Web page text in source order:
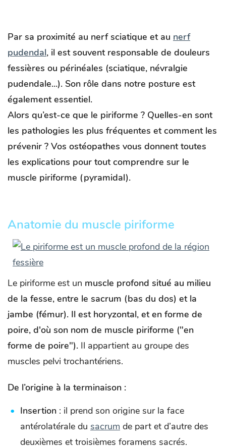
Par sa proximité au nerf sciatique et au nerf
pudendal, il est souvent responsable de douleurs
fessières ou périnéales (sciatique, névralgie
pudendale...). Son rôle dans notre posture est
également essentiel.
Alors qu’est-ce que le piriforme ? Quelles-en sont
les pathologies les plus fréquentes et comment les
prévenir ? Vos ostéopathes vous donnent toutes
les explications pour tout comprendre sur le
muscle piriforme (pyramidal).
Anatomie du muscle piriforme
Le piriforme est un muscle profond situé au milieu
de la fesse, entre le sacrum (bas du dos) et la
jambe (fémur). Il est horyzontal, et en forme de
poire, d'où son nom de muscle piriforme ("en
forme de poire"). Il appartient au groupe des
muscles pelvi trochantériens.
De l’origine à la terminaison :
Insertion : il prend son origine sur la face
antérolatérale du sacrum de part et d’autre des
deuxièmes et troisièmes foramens sacrés.